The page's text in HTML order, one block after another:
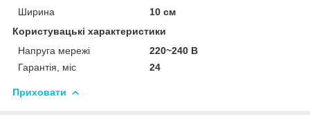
Ширина
10 см
Користувацькі характеристики
Напруга мережі
220~240 В
Гарантія, міс
24
Приховати